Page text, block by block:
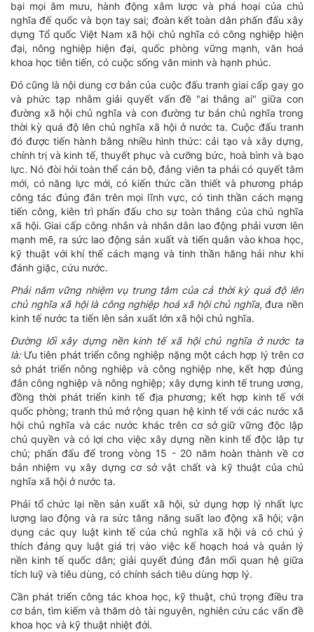
bại mọi âm mưu, hành động xâm lược và phá hoại của chủ
nghĩa đế quốc và bọn tay sai; đoàn kết toàn dân phấn đấu xây
dựng Tổ quốc Việt Nam xã hội chủ nghĩa có công nghiệp hiện
đại, nông nghiệp hiện đại, quốc phòng vững mạnh, văn hoá
khoa học tiên tiến, có cuộc sống văn minh và hạnh phúc.
Đó cũng là nội dung cơ bản của cuộc đấu tranh giai cấp gay go
và phức tạp nhằm giải quyết vấn đề "ai thắng ai" giữa con
đường xã hội chủ nghĩa và con đường tư bản chủ nghĩa trong
thời kỳ quá độ lên chủ nghĩa xã hội ở nước ta. Cuộc đấu tranh
đó được tiến hành bằng nhiều hình thức: cải tạo và xây dựng,
chính trị và kinh tế, thuyết phục và cưỡng bức, hoà bình và bạo
lực. Nó đòi hỏi toàn thể cán bộ, đảng viên ta phải có quyết tâm
mới, có năng lực mới, có kiến thức cần thiết và phương pháp
công tác đúng đắn trên mọi lĩnh vực, có tinh thần cách mạng
tiến công, kiên trì phấn đấu cho sự toàn thắng của chủ nghĩa
xã hội. Giai cấp công nhân và nhân dân lao động phải vươn lên
mạnh mẽ, ra sức lao động sản xuất và tiến quân vào khoa học,
kỹ thuật với khí thế cách mạng và tinh thần hăng hái như khi
đánh giặc, cứu nước.
Phải nắm vững nhiệm vụ trung tâm của cả thời kỳ quá độ lên
chủ nghĩa xã hội là công nghiệp hoá xã hội chủ nghĩa, đưa nền
kinh tế nước ta tiến lên sản xuất lớn xã hội chủ nghĩa.
Đường lối xây dựng nền kinh tế xã hội chủ nghĩa ở nước ta
là:Ưu tiên phát triển công nghiệp nặng một cách hợp lý trên cơ
sở phát triển nông nghiệp và công nghiệp nhẹ, kết hợp đúng
đắn công nghiệp và nông nghiệp; xây dựng kinh tế trung ương,
đồng thời phát triển kinh tế địa phương; kết hợp kinh tế với
quốc phòng; tranh thủ mở rộng quan hệ kinh tế với các nước xã
hội chủ nghĩa và các nước khác trên cơ sở giữ vững độc lập
chủ quyền và có lợi cho việc xây dựng nền kinh tế độc lập tự
chủ; phấn đấu để trong vòng 15 - 20 năm hoàn thành về cơ
bản nhiệm vụ xây dựng cơ sở vật chất và kỹ thuật của chủ
nghĩa xã hội ở nước ta.
Phải tổ chức lại nền sản xuất xã hội, sử dụng hợp lý nhất lực
lượng lao động và ra sức tăng năng suất lao động xã hội; vận
dụng các quy luật kinh tế của chủ nghĩa xã hội và có chú ý
thích đáng quy luật giá trị vào việc kế hoạch hoá và quản lý
nền kinh tế quốc dân; giải quyết đúng đắn mối quan hệ giữa
tích luỹ và tiêu dùng, có chính sách tiêu dùng hợp lý.
Cần phát triển công tác khoa học, kỹ thuật, chú trọng điều tra
cơ bản, tìm kiếm và thăm dò tài nguyên, nghiên cứu các vấn đề
khoa học và kỹ thuật nhiệt đới.